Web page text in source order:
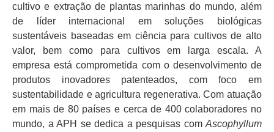
cultivo e extração de plantas marinhas do mundo, além
de líder internacional em soluções biológicas
sustentáveis baseadas em ciência para cultivos de alto
valor, bem como para cultivos em larga escala. A
empresa está comprometida com o desenvolvimento de
produtos inovadores patenteados, com foco em
sustentabilidade e agricultura regenerativa. Com atuação
em mais de 80 países e cerca de 400 colaboradores no
mundo, a APH se dedica a pesquisas com Ascophyllum